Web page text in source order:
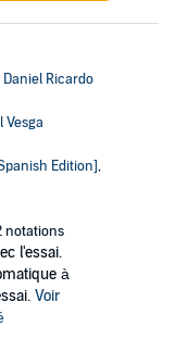
Daniel Ricardo
Vesga
Edition],
notations
l'essai.
à
Voir